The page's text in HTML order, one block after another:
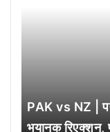
PAK vs NZ |
भयानक रिएक्शन,